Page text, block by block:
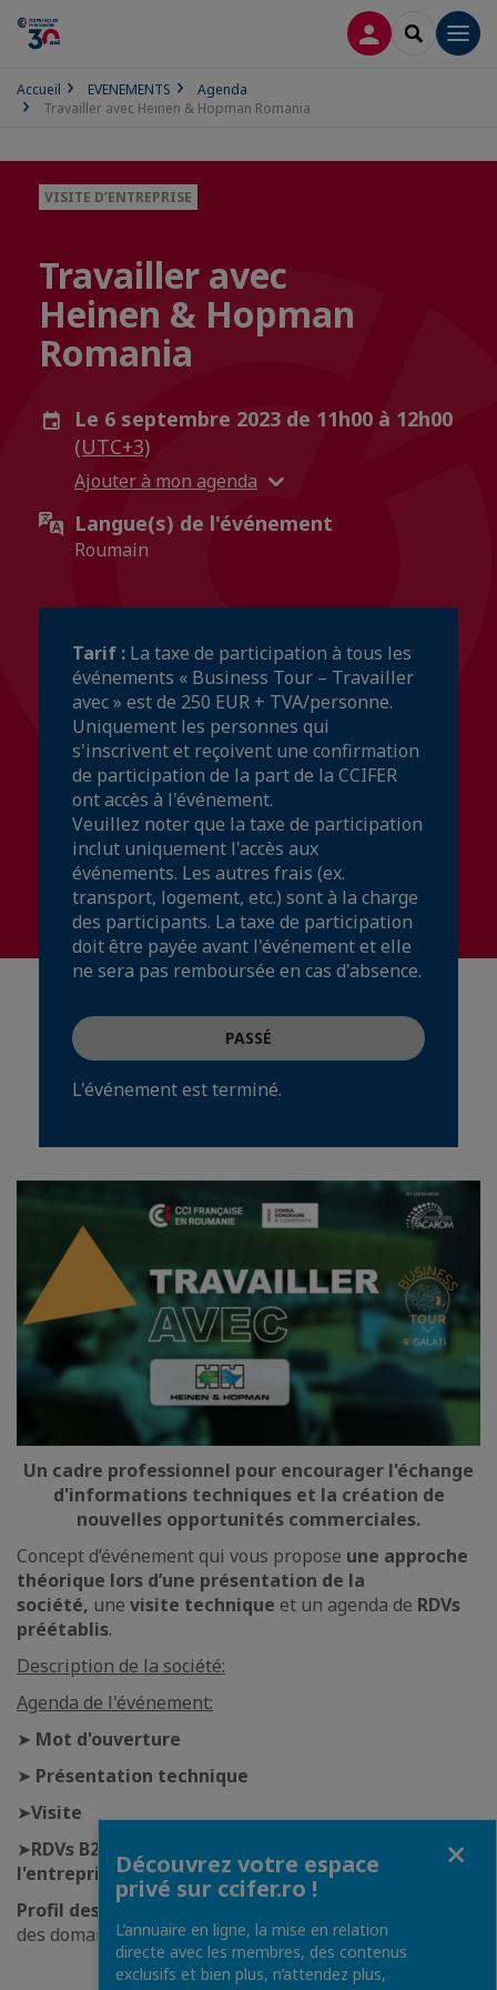
CONNEXION
Accueil EVENEMENTS
Agenda
Travailler avec Heinen & Hopman Romania
VISITE D’ENTREPRISE
Travailler avec
Heinen & Hopman
Romania
Le 6 septembre 2023 de 11h00 à 12h00
(UTC+3)
Ajouter à mon agenda
Langue(s) de l'événement
Roumain
Tarif : La taxe de participation à tous les
événements « Business Tour – Travailler
avec » est de 250 EUR + TVA/personne.
Uniquement les personnes qui
s'inscrivent et reçoivent une confirmation
de participation de la part de la CCIFER
ont accès à l'événement.
Veuillez noter que la taxe de participation
inclut uniquement l'accès aux
événements. Les autres frais (ex.
transport, logement, etc.) sont à la charge
des participants. La taxe de participation
doit être payée avant l'événement et elle
ne sera pas remboursée en cas d'absence.
PASSÉ
L'événement est terminé.
Un cadre professionnel pour encourager l'échange
d'informations techniques et la création de
nouvelles opportunités commerciales.
Concept d’événement qui vous propose une approche
théorique lors d’une présentation de la
société, une visite technique et un agenda de RDVs
préétablis.
Description de la société:
Agenda de l'événement:
➤ Mot d'ouverture
➤ Présentation technique
➤Visite
➤RDVs B2B et networking les représentants de
l'entreprise
Profil des participants:
des domaines connexes.
Découvrez votre espace
privé sur ccifer.ro !
L’annuaire en ligne, la mise en relation
directe avec les membres, des contenus
exclusifs et bien plus, n’attendez plus,